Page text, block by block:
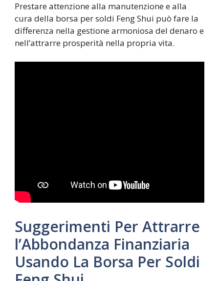
Prestare attenzione alla manutenzione e alla
cura della borsa per soldi Feng Shui può fare la
differenza nella gestione armoniosa del denaro e
nell’attrarre prosperità nella propria vita.
Suggerimenti Per Attrarre
l’Abbondanza Finanziaria
Usando La Borsa Per Soldi